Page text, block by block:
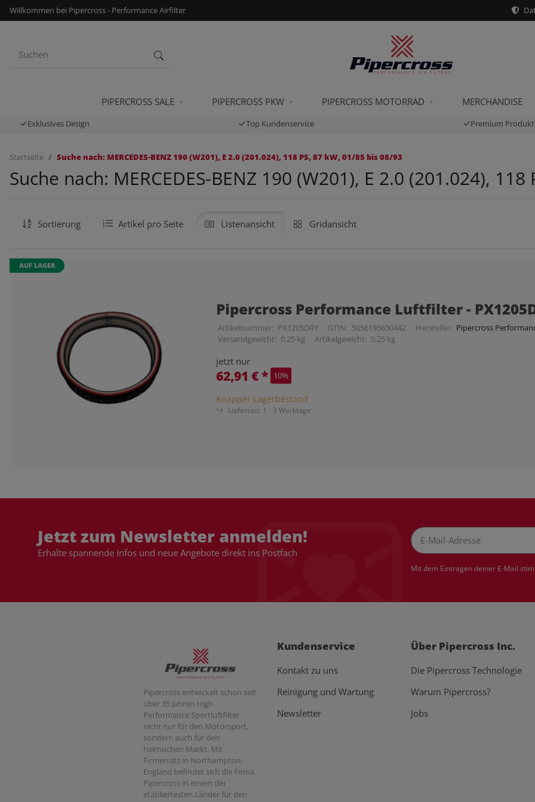
Willkommen bei Pipercross - Performance Airfilter
PIPERCROSS SALE PIPERCROSS PKW PIPERCROSS MOTORRAD MERCHANDISE
Exklusives Design Top Kundenservice Premium
Startseite Suche nach: MERCEDES-BENZ 190 (W201), E 2.0 (201.024), 118 PS, 87 kW, 01/85 bis 08/93
Suche nach: MERCEDES-BENZ 190 (W201), E 2.0 (201.024),
Sortierung Artikel pro Seite Listenansicht Gridansicht
AUF LAGER
Pipercross Performance Luftfilter -
Artikelnummer: PX1205DRY GTIN: 5056195630442 Hersteller: Pipercross
Versandgewicht: 0,25 kg Artikelgewicht: 0,25 kg
jetzt nur
62,91 €* 10%
Knapper Lagerbestand
Lieferzeit: 1 - 3 Werktage
Jetzt zum Newsletter anmelden!
Erhalte spannende Infos und neue Angebote direkt ins Postfach
Mit dem Eintragen deiner E-Mail
Pipercross entwickelt schon seit
über 35 Jahren High
Performance Sportluftfilter
nicht nur für den Motorsport,
sondern auch für den
heimischen Markt. Mit
Firmensitz in Northampton,
England befindet sich die Firma
Pipercross in einem der
etabliertesten Länder für den
Kundenservice
Kontakt zu uns
Reinigung und Wartung
Newsletter
Über Pipercross Inc.
Die Pipercross Technologie
Warum Pipercross?
Jobs